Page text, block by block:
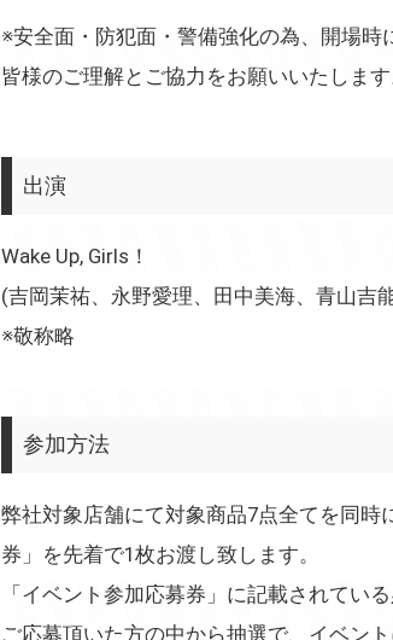
※安全面・防犯面・警備強化の為、開場時
皆様のご理解とご協力をお願いいたします
出演
Wake Up, Girls！
(吉岡茉祐、永野愛理、田中美海、青山吉
※敬称略
参加方法
弊社対象店舗にて対象商品7点全てを同
券」を先着で1枚お渡し致します。
「イベント参加応募券」に記載されてい
ご応募頂いた方の中から抽選で、イベント